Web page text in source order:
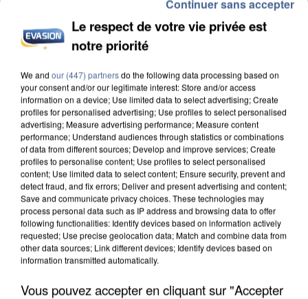
L’UN DES FONDATEURS SUPPOSÉS DE LA DZ
MAFIA INTERPELLÉ EN ALGÉRIE
Le respect de votre vie privée est
notre priorité
We and our (447) partnersdo the following data processing based on
your consent and/or our legitimate interest: Store and/or access
information on a device; Use limited data to select advertising; Create
profiles for personalised advertising; Use profiles to select personalised
advertising; Measure advertising performance; Measure content
performance; Understand audiences through statistics or combinations
of data from different sources; Develop and improve services; Create
profiles to personalise content; Use profiles to select personalised
content; Use limited data to select content; Ensure security, prevent and
detect fraud, and fix errors; Deliver and present advertising and content;
Save and communicate privacy choices. These technologies may
process personal data such as IP address and browsing data to offer
following functionalities: Identify devices based on information actively
requested; Use precise geolocation data; Match and combine data from
other data sources; Link different devices; Identify devices based on
information transmitted automatically.
Vous pouvez accepter en cliquant sur "Accepter
Continuer sans accepter